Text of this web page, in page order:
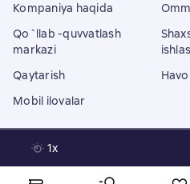
1x
Kompaniya haqida
Qo`llab -quvvatlash
markazi
Qaytarish
Mobil ilovalar
18 Mallow street